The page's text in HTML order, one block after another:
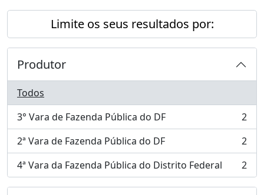
Limite os seus resultados por:
Produtor
Todos
3° Vara de Fazenda Pública do DF
, 2 resultados
2
2ª Vara de Fazenda Pública do DF
, 2 resultados
2
4ª Vara da Fazenda Pública do Distrito Federal
, 2 resultados 2